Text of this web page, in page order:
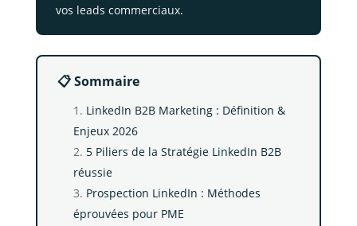
vos leads commerciaux.
📋 Sommaire
LinkedIn B2B Marketing : Définition &
Enjeux 2026
5 Piliers de la Stratégie LinkedIn B2B
réussie
Prospection LinkedIn : Méthodes
éprouvées pour PME